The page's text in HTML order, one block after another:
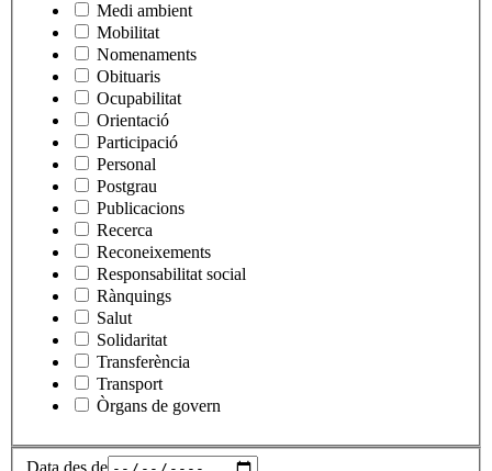
Medi ambient
Mobilitat
Nomenaments
Obituaris
Ocupabilitat
Orientació
Participació
Personal
Postgrau
Publicacions
Recerca
Reconeixements
Responsabilitat social
Rànquings
Salut
Solidaritat
Transferència
Transport
Òrgans de govern